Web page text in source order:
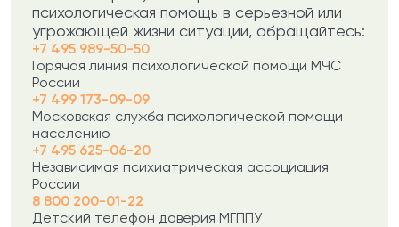
психологическая помощь в серьезной или
угрожающей жизни ситуации, обращайтесь:
+7 495 989-50-50
Горячая линия психологической помощи МЧС
России
+7 499 173-09-09
Московская служба психологической помощи
населению
+7 495 625-06-20
Независимая психиатрическая ассоциация
России
8 800 200-01-22
Детский телефон доверия МГППУ